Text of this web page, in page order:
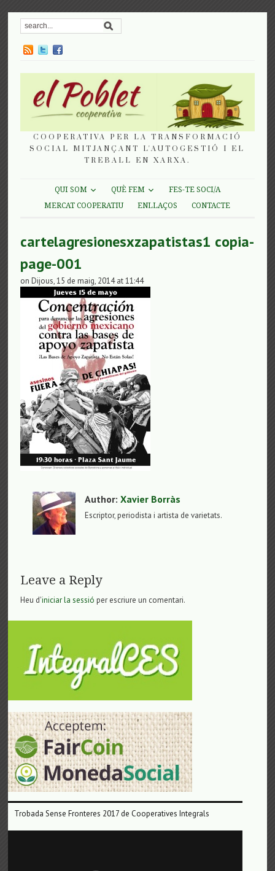
COOPERATIVA PER LA TRANSFORMACIÓ
SOCIAL MITJANÇANT L'AUTOGESTIÓ I EL
TREBALL EN XARXA.
QUI SOM QUÈ FEM
FES-TE SOCI/A
MERCAT COOPERATIU
ENLLAÇOS CONTACTE
cartelagresionesxzapatistas1 copia-
page-001
on Dijous, 15 de maig, 2014 at 11:44
Author:Xavier Borràs
Escriptor, periodista i artista de varietats.
Leave a Reply
Heu d'iniciar la sessió per escriure un comentari.
Trobada Sense Fronteres 2017 de Cooperatives Integrals